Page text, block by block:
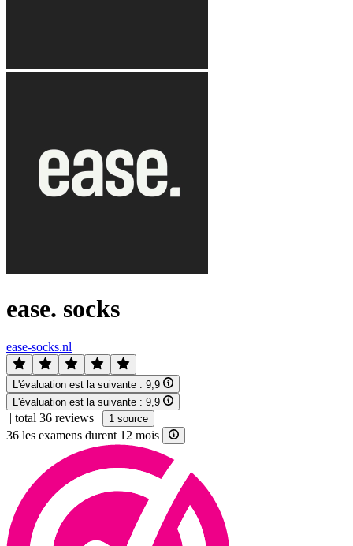
ease. socks
ease-socks.nl
L'évaluation est la suivante : 9,9
L'évaluation est la suivante : 9,9
| total 36 reviews | 1 source
36 les examens durent 12 mois